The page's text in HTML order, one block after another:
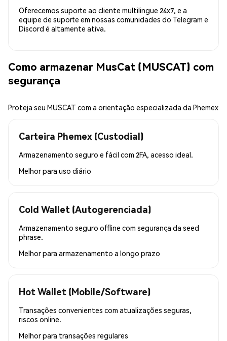
Oferecemos suporte ao cliente multilingue 24x7, e a
equipe de suporte em nossas comunidades do Telegram e
Discord é altamente ativa.
Como armazenar MusCat (MUSCAT) com
segurança
Proteja seu MUSCAT com a orientação especializada da Phemex
Carteira Phemex (Custodial)
Armazenamento seguro e fácil com 2FA, acesso ideal.
Melhor para uso diário
Cold Wallet (Autogerenciada)
Armazenamento seguro offline com segurança da seed
phrase.
Melhor para armazenamento a longo prazo
Hot Wallet (Mobile/Software)
Transações convenientes com atualizações seguras,
riscos online.
Melhor para transações regulares